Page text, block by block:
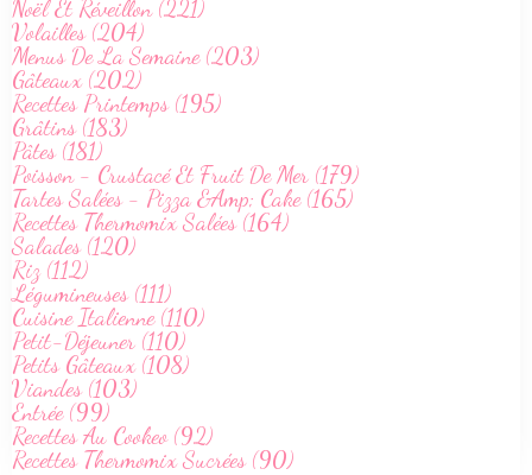
Noël Et Réveillon (221)
Volailles (204)
Menus De La Semaine (203)
Gâteaux (202)
Recettes Printemps (195)
Grâtins (183)
Pâtes (181)
Poisson - Crustacé Et Fruit De Mer (179)
Tartes Salées - Pizza &Amp; Cake (165)
Recettes Thermomix Salées (164)
Salades (120)
Riz (112)
Légumineuses (111)
Cuisine Italienne (110)
Petit-Déjeuner (110)
Petits Gâteaux (108)
Viandes (103)
Entrée (99)
Recettes Au Cookeo (92)
Recettes Thermomix Sucrées (90)